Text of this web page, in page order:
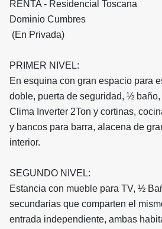
RENTA - Residencial Toscana
Dominio Cumbres
(En Privada)
PRIMER NIVEL:
En esquina con gran espacio para
doble, puerta de seguridad, ½
Clima Inverter 2Ton y cortinas,
y bancos para barra, alacena de
interior.
SEGUNDO NIVEL:
Estancia con mueble para TV, ½
secundarias que comparten el
entrada independiente, ambas